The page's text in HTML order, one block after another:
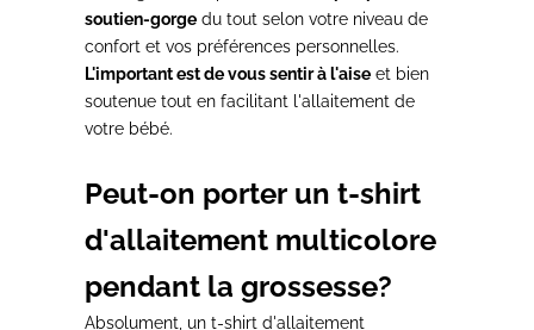
soutien-gorge du tout selon votre niveau de
confort et vos préférences personnelles.
L'important est de vous sentir à l'aise et bien
soutenue tout en facilitant l'allaitement de
votre bébé.
Peut-on porter un t-shirt
d'allaitement multicolore
pendant la grossesse?
Absolument, un t-shirt d'allaitement